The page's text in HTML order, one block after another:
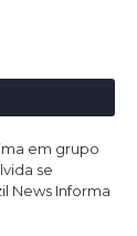
em grupo
se
News Informa